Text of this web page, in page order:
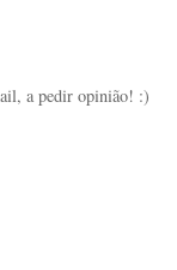
a pedir opinião! :)